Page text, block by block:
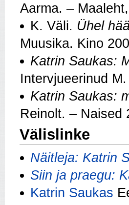
Aarma. –
K. Väli. Ühel
Muusika. Kino
Katrin Saukas:
Intervjueerinud
Katrin Saukas:
Reinolt. – Naised
Välislinke
Näitleja: Katrin
Siin ja praegu:
Katrin Saukas